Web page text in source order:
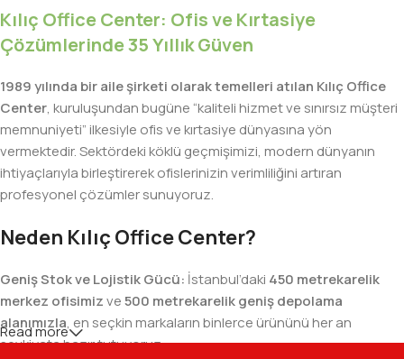
Kılıç Office Center: Ofis ve Kırtasiye
Çözümlerinde 35 Yıllık Güven
1989 yılında bir aile şirketi olarak temelleri atılan Kılıç Office
Center, kuruluşundan bugüne “kaliteli hizmet ve sınırsız müşteri
memnuniyeti” ilkesiyle ofis ve kırtasiye dünyasına yön
vermektedir. Sektördeki köklü geçmişimizi, modern dünyanın
ihtiyaçlarıyla birleştirerek ofislerinizin verimliliğini artıran
profesyonel çözümler sunuyoruz.
Neden Kılıç Office Center?
Geniş Stok ve Lojistik Gücü: İstanbul’daki 450 metrekarelik
merkez ofisimizve500 metrekarelik geniş depolama
alanımızla, en seçkin markaların binlerce ürününü her an
sevkiyata hazır tutuyoruz.
Read more